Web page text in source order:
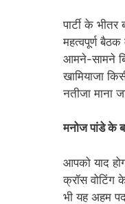
पार्टी के
महत्वपूर्ण
आमने-सामने
खामियाजा
नतीजा माना
मनोज पांडे के
आपको याद
क्रॉस वोटिंग
भी यह अहम